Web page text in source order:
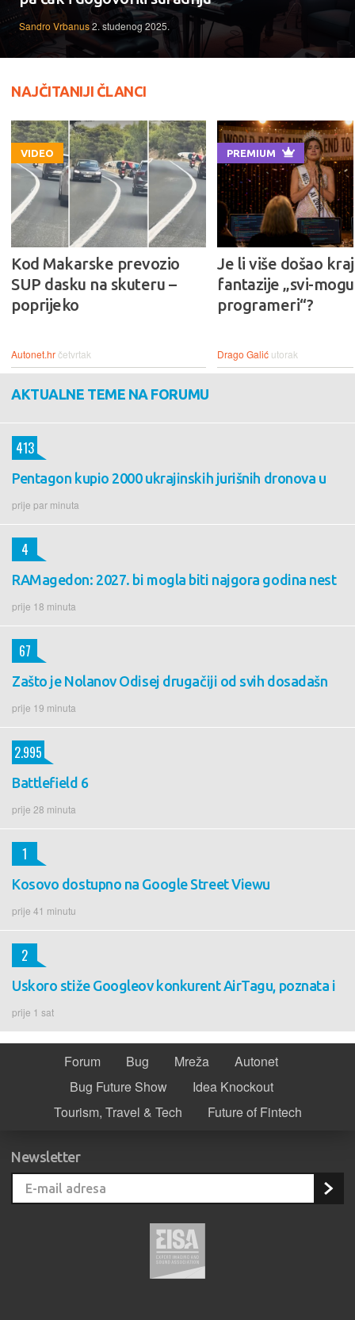
Sandro Vrbanus2. studenog 2025.
NAJČITANIJI ČLANCI
VIDEO
Kod Makarske prevozio
SUP dasku na skuteru –
poprijeko
Autonet.hrčetvrtak
PREMIUM
Je li više došao kraj
fantazije „svi-
programeri“?
Drago Galić utorak
AKTUALNE TEME NA FORUMU
Pentagon kupio 2000 ukrajinskih jurišnih dronova u
prije par minuta
413
RAMagedon: 2027. bi mogla biti najgora godina nest
prije 18 minuta
4
Zašto je Nolanov Odisej drugačiji od svih dosadašn
prije 19 minuta
67
Battlefield 6
prije 28 minuta
2.995
Kosovo dostupno na Google Street Viewu
prije 41 minutu
1
Uskoro stiže Googleov konkurent AirTagu, poznata i
prije 1 sat
2
Forum Bug Mreža
Autonet
Bug Future Show
Idea Knockout
Tourism, Travel & Tech
Future of Fintech
Newsletter